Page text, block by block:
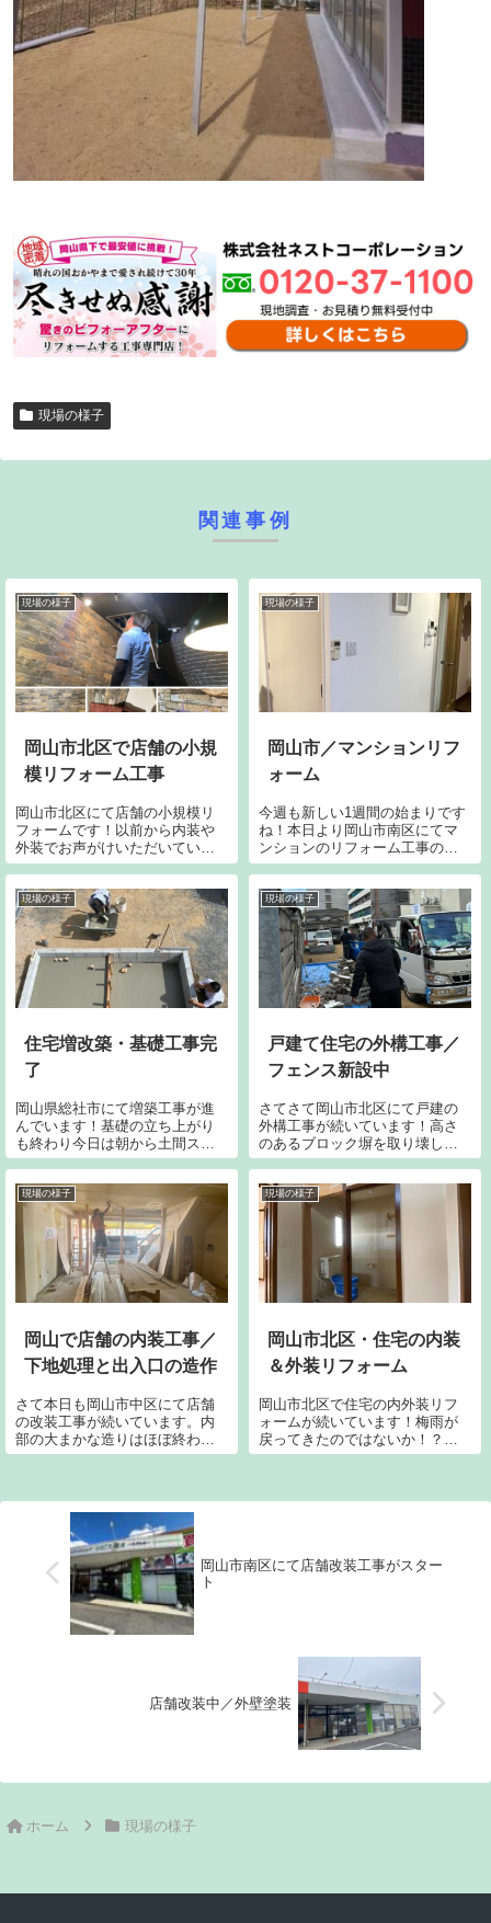
現場の様子
関連事例
現場の様子
岡山市北区で店舗の小規
模リフォーム工事
岡山市北区にて店舗の小規模リ
フォームです！以前から内装や
外装でお声がけいただいている
のですが仕掛け満載の面白おか
一つを組み込んでいます。内容
は伏せておきます、仕掛けなの
で。。大掛かりなリフォームか
らプチリフォーム...
現場の様子
岡山市／マンションリフ
ォーム
今週も新しい1週間の始まりです
ね！本日より岡山市南区にてマ
ンションのリフォーム工事のス
タートです。居住されながらの
張りしていきます。まずは収納
スペースと寝室の取り合い部分
を計画したレイアウト通りにな
るように解体し...
現場の様子
住宅増改築・基礎工事完
了
岡山県総社市にて増築工事が進
んでいます！基礎の立ち上がり
も終わり今日は朝から土間スラ
ブの打設です。来週からはいよ
部では2階の部屋の造作が続いて
います。断熱材をセットし石膏
ボードで塞いでいきます。カン
カン照りの天候...
現場の様子
戸建て住宅の外構工事／
フェンス新設中
さてさて岡山市北区にて戸建の
外構工事が続いています！高さ
のあるブロック塀を取り壊しブ
ロック4段、フェンス1mを新設
損させないようにハツリ取って
いきます。建物の目隠しにもな
っていた塀を撤去すると敷地内
が筒抜けとなる為、目隠しバリ
ケードで仮設していきます。
現場の様子
岡山で店舗の内装工事／
下地処理と出入口の造作
さて本日も岡山市中区にて店舗
の改装工事が続いています。内
部の大まかな造りはほぼ終わり
下地処理に取りかかりです。出
現場の様子
岡山市北区・住宅の内装
＆外装リフォーム
岡山市北区で住宅の内外装リフ
ォームが続いています！梅雨が
戻ってきたのではないか！？と
思えるほど雨が多いこの頃。。
岡山市南区にて店舗改装工事がスター
ト
店舗改装中／外壁塗装
ホーム 現場の様子